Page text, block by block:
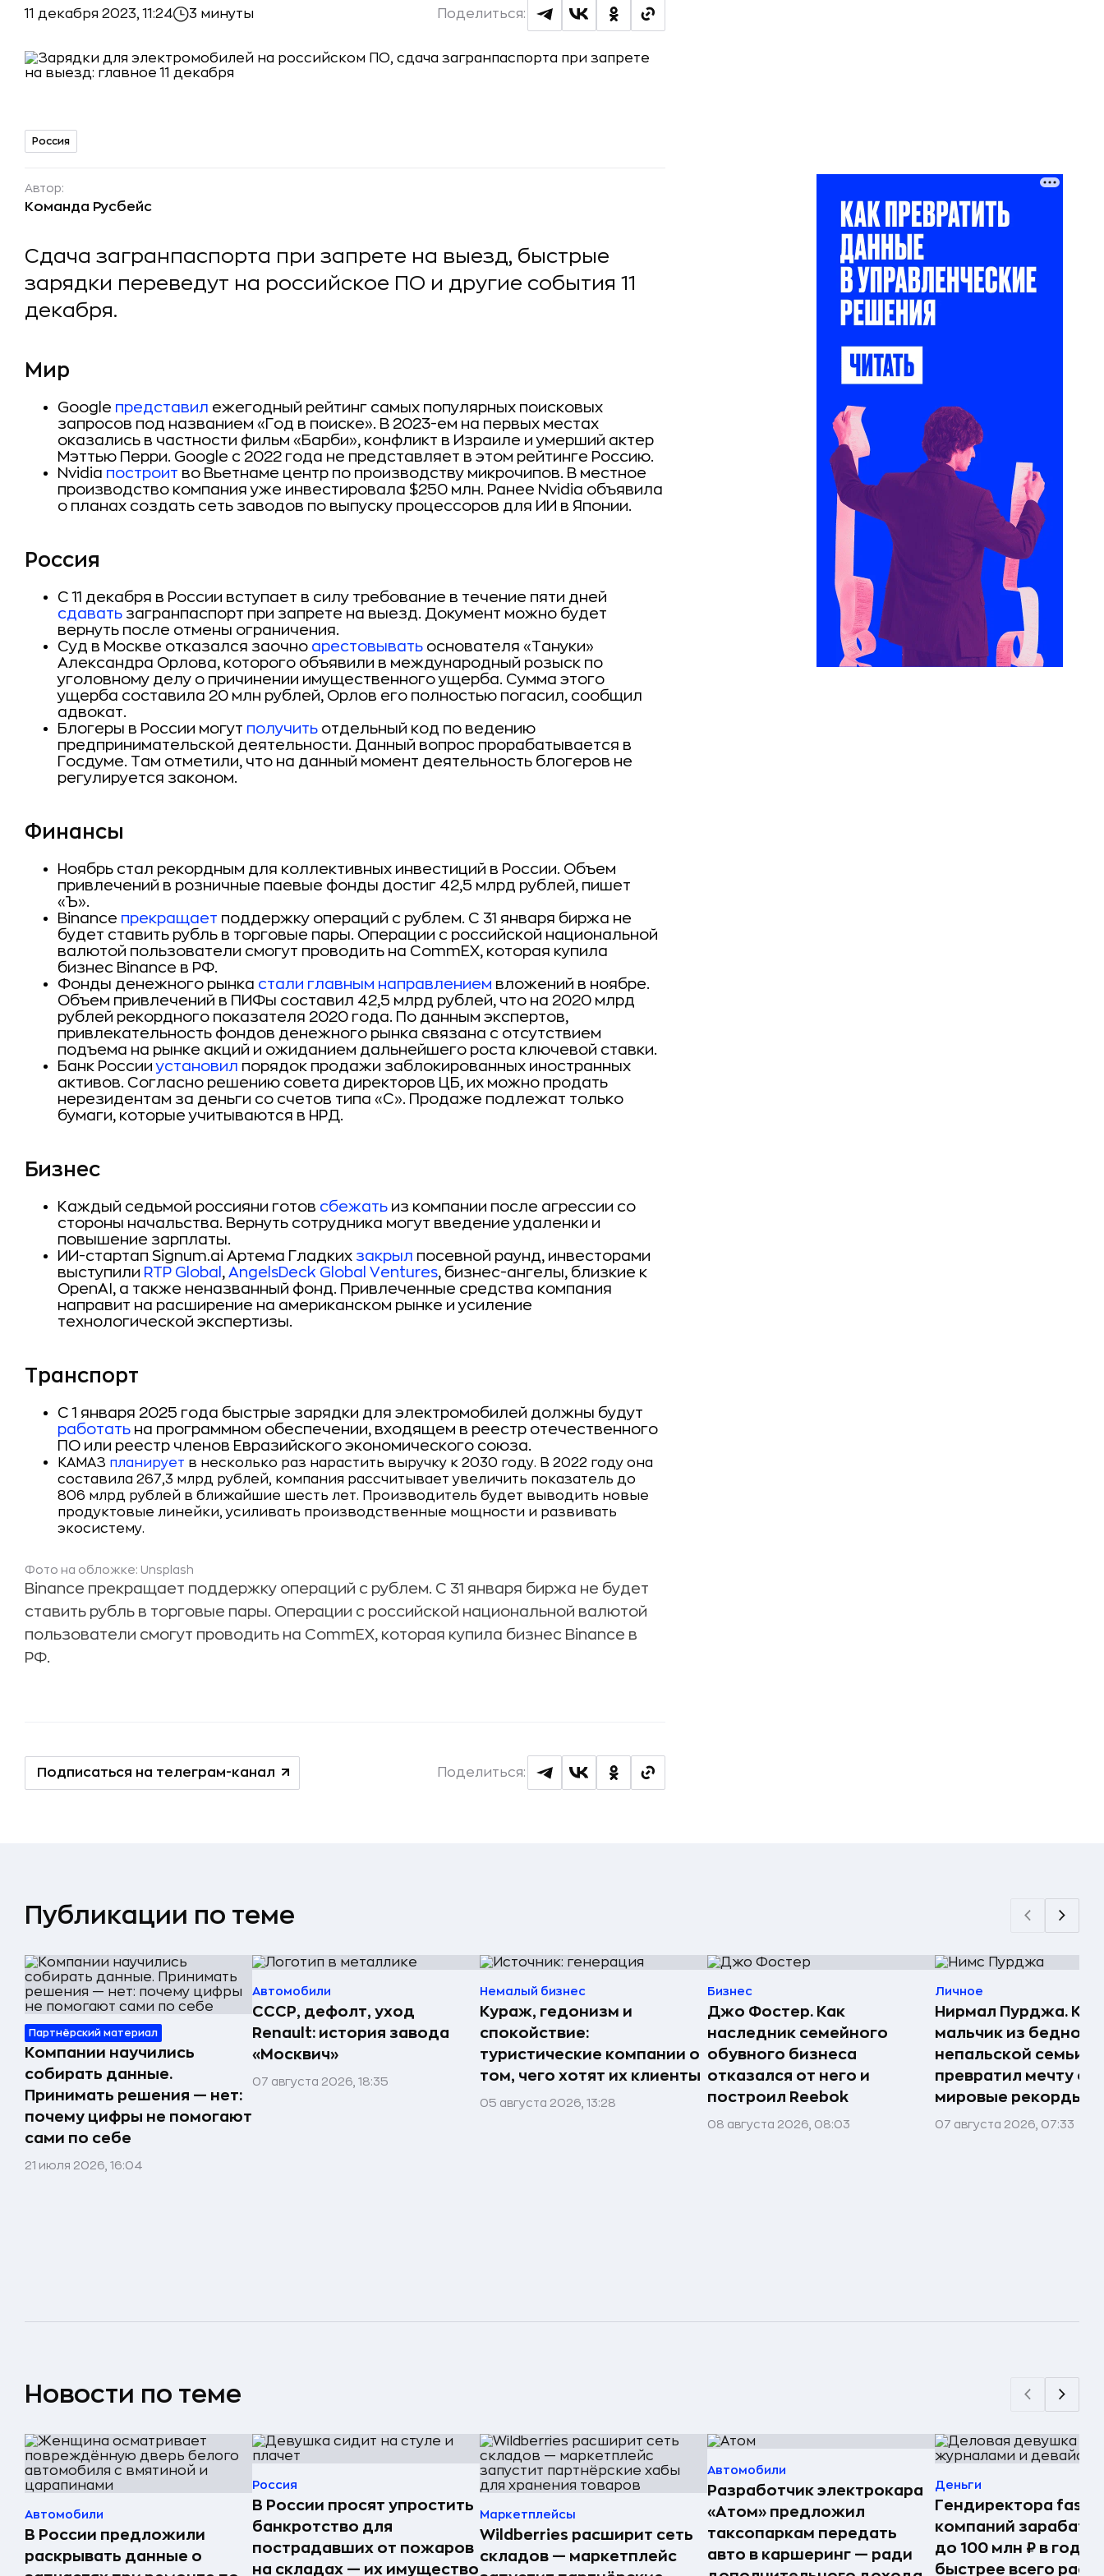
11 декабря 2023, 11:24 3 минуты Поделиться:
Россия
Автор:
Команда Русбейс
Сдача загранпаспорта при запрете на выезд, быстрые
зарядки переведут на российское ПО и другие события 11
декабря.
Мир
Google представил ежегодный рейтинг самых популярных поисковых
запросов под названием «Год в поиске». В 2023-ем на первых местах
оказались в частности фильм «Барби», конфликт в Израиле и умерший актер
Мэттью Перри. Google с 2022 года не представляет в этом рейтинге Россию.
Nvidia построит во Вьетнаме центр по производству микрочипов. В местное
производство компания уже инвестировала $250 млн. Ранее Nvidia объявила
о планах создать сеть заводов по выпуску процессоров для ИИ в Японии.
Россия
C 11 декабря в России вступает в силу требование в течение пяти дней
сдавать загранпаспорт при запрете на выезд. Документ можно будет
вернуть после отмены ограничения.
Суд в Москве отказался заочно арестовывать основателя «Тануки»
Александра Орлова, которого объявили в международный розыск по
уголовному делу о причинении имущественного ущерба. Сумма этого
ущерба составила 20 млн рублей, Орлов его полностью погасил, сообщил
адвокат.
Блогеры в России могут получить отдельный код по ведению
предпринимательской деятельности. Данный вопрос прорабатывается в
Госдуме. Там отметили, что на данный момент деятельность блогеров не
регулируется законом.
Финансы
Ноябрь стал рекордным для коллективных инвестиций в России. Объем
привлечений в розничные паевые фонды достиг 42,5 млрд рублей, пишет
«Ъ».
Binance прекращает поддержку операций с рублем. С 31 января биржа не
будет ставить рубль в торговые пары. Операции с российской национальной
валютой пользователи смогут проводить на CommEX, которая купила
бизнес Binance в РФ.
Фонды денежного рынка стали главным направлением вложений в ноябре.
Объем привлечений в ПИФы составил 42,5 млрд рублей, что на 2020 млрд
рублей рекордного показателя 2020 года. По данным экспертов,
привлекательность фондов денежного рынка связана с отсутствием
подъема на рынке акций и ожиданием дальнейшего роста ключевой ставки.
Банк Россииустановил порядок продажи заблокированных иностранных
активов. Согласно решению совета директоров ЦБ, их можно продать
нерезидентам за деньги со счетов типа «С». Продаже подлежат только
бумаги, которые учитываются в НРД.
Бизнес
Каждый седьмой россияни готов сбежать из компании после агрессии со
стороны начальства. Вернуть сотрудника могут введение удаленки и
повышение зарплаты.
ИИ-стартап Signum.ai Артема Гладких закрыл посевной раунд, инвесторами
выступили RTP Global , AngelsDeck Global Ventures, бизнес-ангелы, близкие к
OpenAI , а также неназванный фонд. Привлеченные средства компания
направит на расширение на американском рынке и усиление
технологической экспертизы.
Транспорт
С 1 января 2025 года быстрые зарядки для электромобилей должны будут
работать на программном обеспечении, входящем в реестр отечественного
ПО или реестр членов Евразийского экономического союза.
КАМАЗ планирует в несколько раз нарастить выручку к 2030 году. В 2022 году она
составила 267,3 млрд рублей, компания рассчитывает увеличить показатель до
806 млрд рублей в ближайшие шесть лет. Производитель будет выводить новые
продуктовые линейки, усиливать производственные мощности и развивать
экосистему.
Фото на обложке: Unsplash
Binance прекращает поддержку операций с рублем. С 31 января биржа не будет
ставить рубль в торговые пары. Операции с российской национальной валютой
пользователи смогут проводить на CommEX, которая купила бизнес Binance в
РФ.
Подписаться на телеграм-канал Поделиться:
Публикации по теме
Партнёрский материал
Компании научились
собирать данные.
Принимать решения — нет:
почему цифры не помогают
сами по себе
21 июля 2026, 16:04
Автомобили
СССР, дефолт, уход
Renault: история завода
«Москвич»
07 августа 2026, 18:35
Немалый бизнес
Кураж, гедонизм и
спокойствие:
туристические компании о
том, чего хотят их клиенты
05 августа 2026, 13:28
Бизнес
Джо Фостер. Как
наследник семейного
обувного бизнеса
отказался от него и
построил Reebok
08 августа 2026, 08:03
Личное
Нирмал Пурджа. Как
мальчик из бедной
непальской семьи
превратил мечту о
мировые рекорды и
07 августа 2026, 07:33
Новости по теме
Автомобили
В России предложили
раскрывать данные о
Россия
В России просят упростить
банкротство для
пострадавших от пожаров
на складах — их имущество
Маркетплейсы
Wildberries расширит сеть
складов — маркетплейс
Автомобили
Разработчик электрокара
«Атом» предложил
таксопаркам передать
авто в каршеринг — ради
Деньги
Гендиректора
компаний
до 100 млн ₽ в год —
быстрее всего